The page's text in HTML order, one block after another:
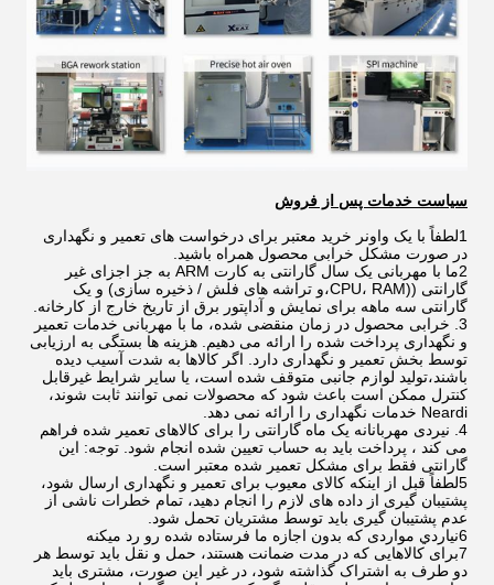
سیاست خدمات پس از فروش
1لطفاً با یک واونر خرید معتبر برای درخواست های تعمیر و نگهداری
در صورت مشکل خرابی محصول همراه باشید.
2ما با مهربانی یک سال گارانتی به کارت ARM به جز اجزای غیر
گارانتی ((CPU، RAM،و تراشه های فلش / ذخیره سازی) و یک
گارانتی سه ماهه برای نمایش و آداپتور برق از تاریخ خارج از کارخانه.
3. خرابی محصول در زمان منقضی شده، ما با مهربانی خدمات تعمیر
و نگهداری پرداخت شده را ارائه می دهیم. هزینه ها بستگی به ارزیابی
توسط بخش تعمیر و نگهداری دارد. اگر کالاها به شدت آسیب دیده
باشند،تولید لوازم جانبی متوقف شده است، یا سایر شرایط غیرقابل
کنترل ممکن است باعث شود که محصولات نمی توانند ثابت شوند،
Neardi خدمات نگهداری را ارائه نمی دهد.
4. نیردی مهربانانه یک ماه گارانتی را برای کالاهای تعمیر شده فراهم
می کند ، پرداخت باید به حساب تعیین شده انجام شود. توجه: این
گارانتی فقط برای مشکل تعمیر شده معتبر است.
5لطفاً قبل از اینکه کالای معیوب برای تعمیر و نگهداری ارسال شود،
پشتیبان گیری از داده های لازم را انجام دهید، تمام خطرات ناشی از
عدم پشتیبان گیری باید توسط مشتریان تحمل شود.
6نياردي مواردی که بدون اجازه ما فرستاده شده رو رد ميکنه
7برای کالاهایی که در مدت ضمانت هستند، حمل و نقل باید توسط هر
دو طرف به اشتراک گذاشته شود، در غیر این صورت، مشتری باید